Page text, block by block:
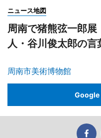
ニュース地図
周南で猪熊弦一郎
人・谷川俊太郎の言
周南市美術博物館
Google